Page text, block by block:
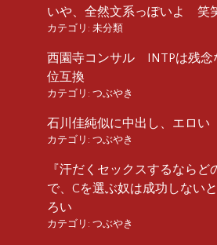
いや、全然文系っぽいよ 笑
カテゴリ: 未分類
西園寺コンサル INTPは残念
位互換
カテゴリ: つぶやき
石川佳純似に中出し、エロい
カテゴリ: つぶやき
『汗だくセックスするならど
で、Cを選ぶ奴は成功しない
ろい
カテゴリ: つぶやき